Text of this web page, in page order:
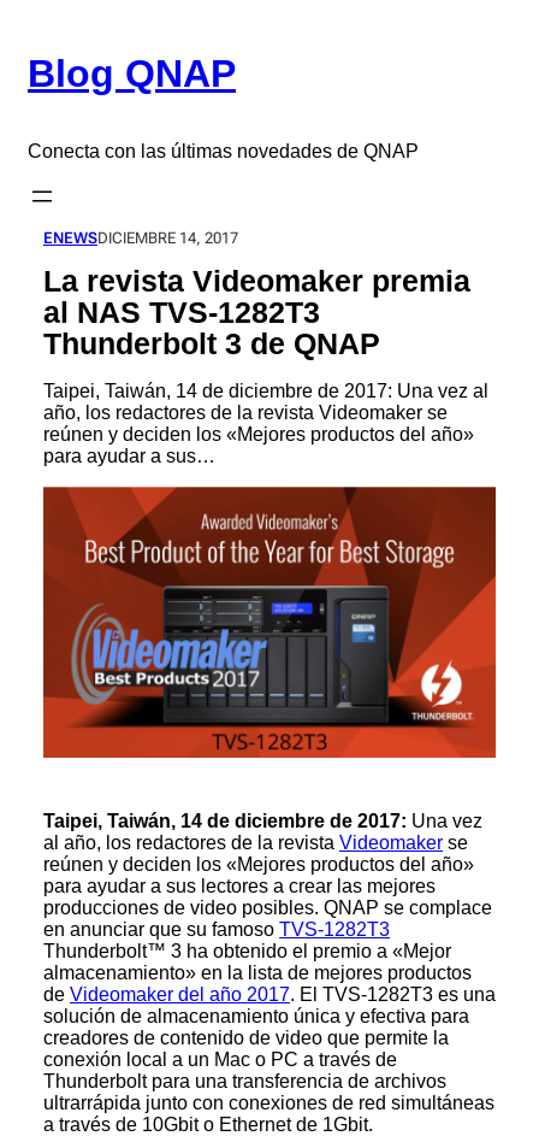
contenido
Blog QNAP
Conecta con las últimas novedades de QNAP
ENEWSDICIEMBRE 14, 2017
La revista Videomaker premia
al NAS TVS-1282T3
Thunderbolt 3 de QNAP
Taipei, Taiwán, 14 de diciembre de 2017: Una vez al
año, los redactores de la revista Videomaker se
reúnen y deciden los «Mejores productos del año»
para ayudar a sus…
Taipei, Taiwán, 14 de diciembre de 2017: Una vez
al año, los redactores de la revista Videomaker se
reúnen y deciden los «Mejores productos del año»
para ayudar a sus lectores a crear las mejores
producciones de video posibles. QNAP se complace
en anunciar que su famoso TVS-1282T3
Thunderbolt™ 3 ha obtenido el premio a «Mejor
almacenamiento» en la lista de mejores productos
de Videomaker del año 2017. El TVS-1282T3 es una
solución de almacenamiento única y efectiva para
creadores de contenido de video que permite la
conexión local a un Mac o PC a través de
Thunderbolt para una transferencia de archivos
ultrarrápida junto con conexiones de red simultáneas
a través de 10Gbit o Ethernet de 1Gbit.